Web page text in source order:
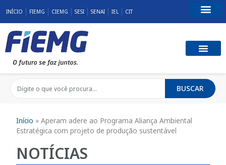
INÍCIO FIEMG CIEMG SESI SENAI IEL CIT
BUSCAR
Início »Aperam adere ao Programa Aliança Ambiental
Estratégica com projeto de produção sustentável
NOTÍCIAS